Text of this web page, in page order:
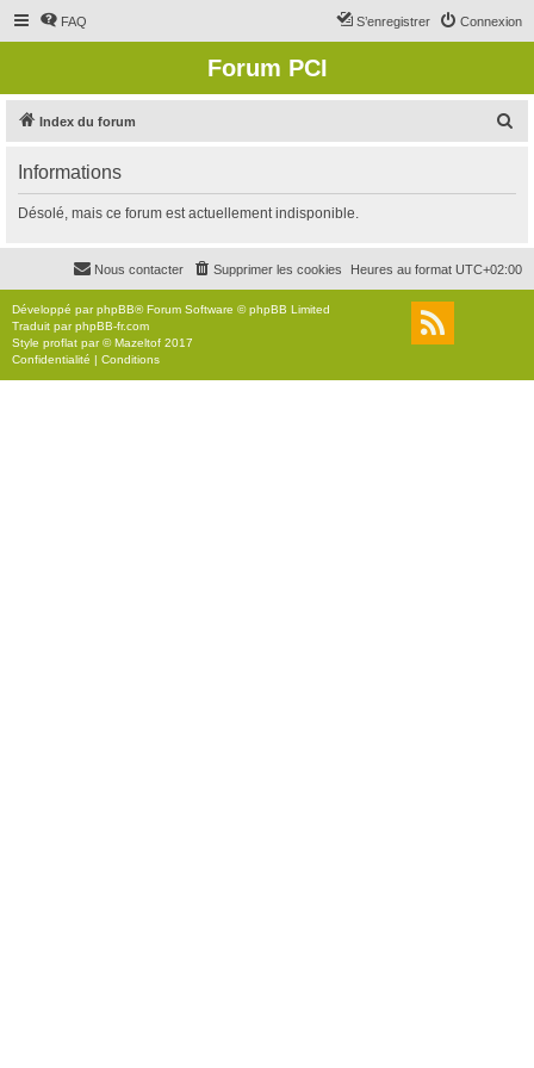
FAQ Connexion
S’enregistrer
Forum PCI
Index du forum
r
c
r
Informations
Désolé, mais ce forum est actuellement indisponible.
Heures au format UTC+02:00
Supprimer les cookies
Nous contacter
Développé parphpBB® Forum Software © phpBB Limited
Traduit parphpBB-fr.com
Style proflat par ©Mazeltof 2017
Confidentialité | Conditions